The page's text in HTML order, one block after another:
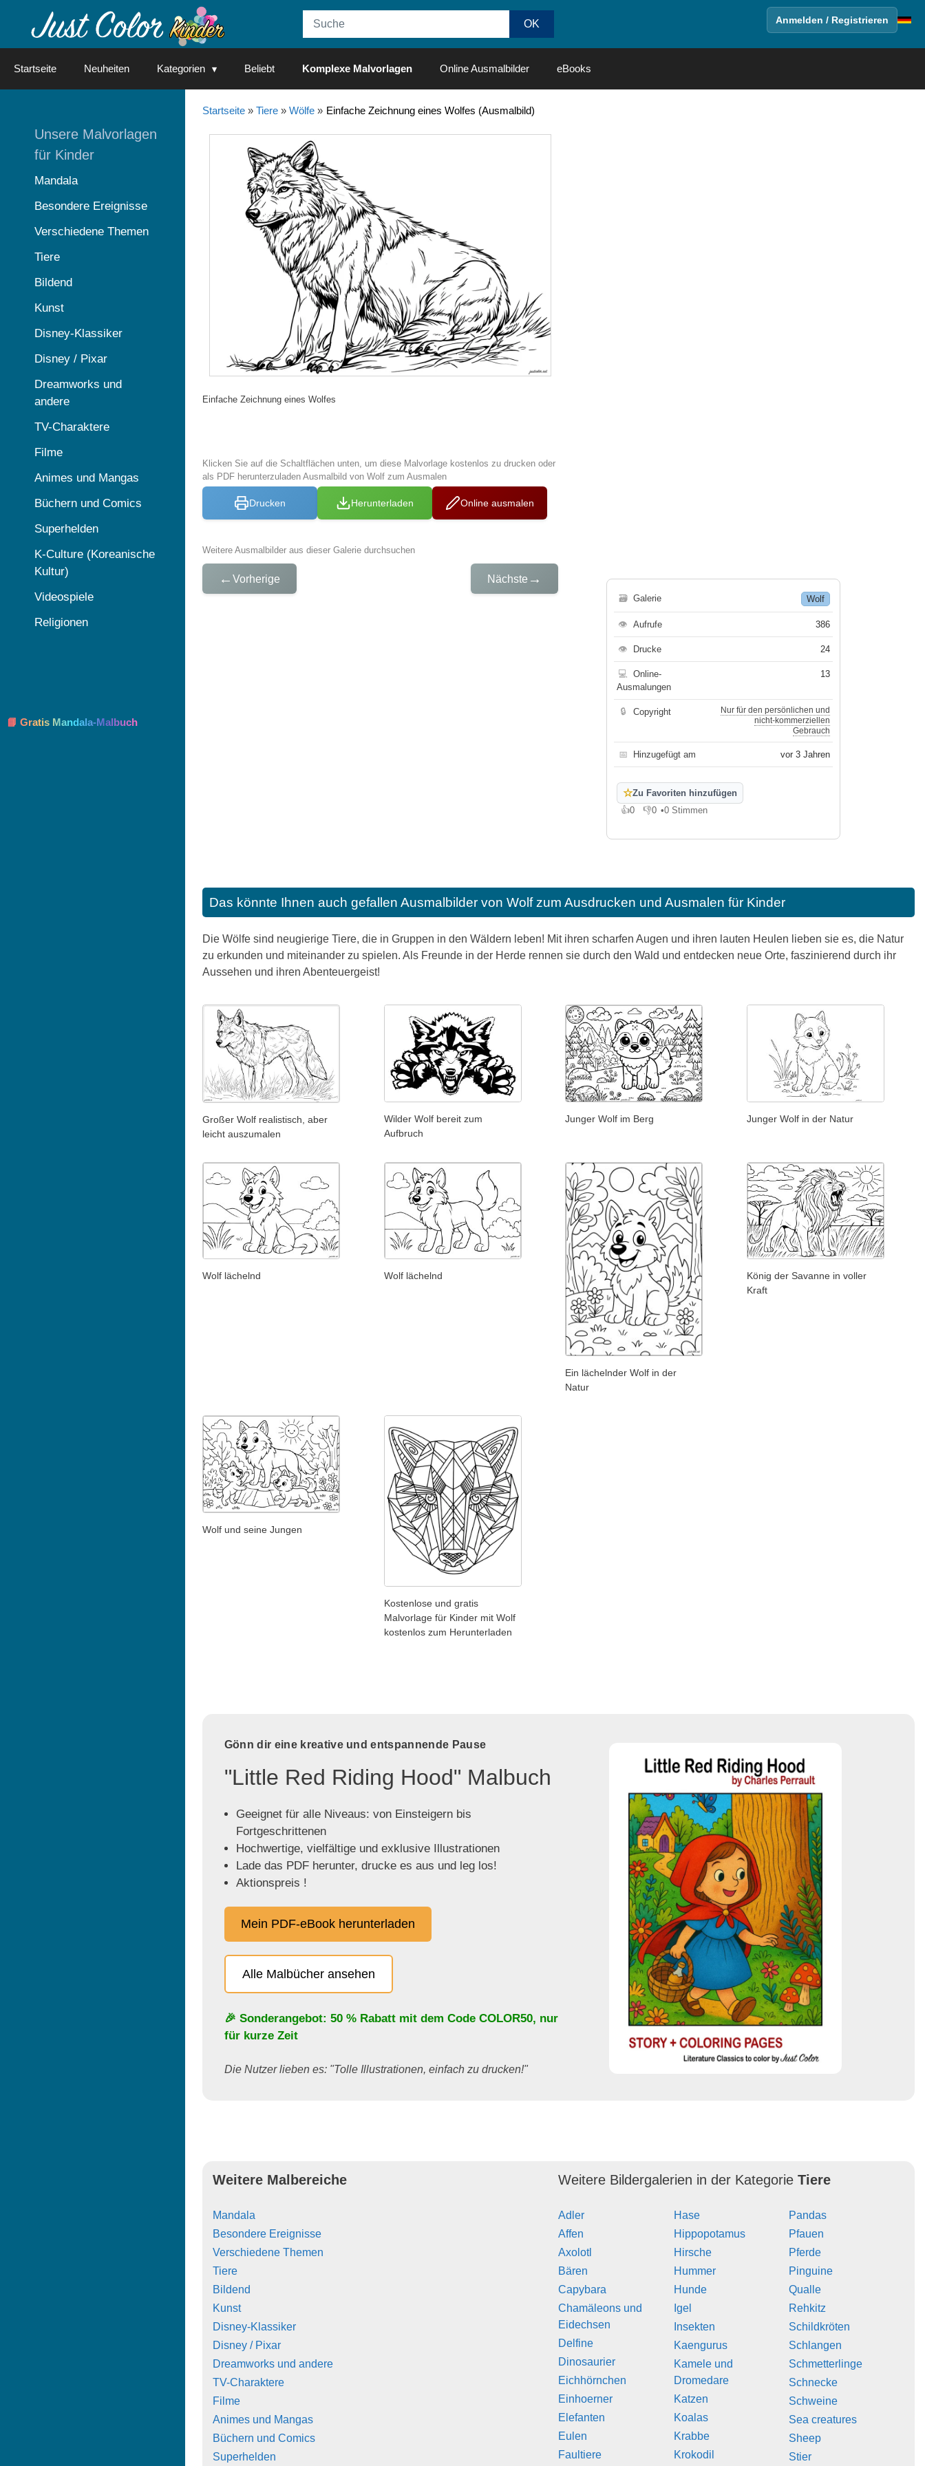
Anmelden / Registrieren
Startseite Neuheiten Kategorien Beliebt Komplexe Malvorlagen Online Ausmalbilder eBooks
Startseite» Tiere» Wölfe» Einfache Zeichnung eines Wolfes (Ausmalbild)
Einfache Zeichnung eines Wolfes
Klicken Sie auf die Schaltflächen unten, um diese Malvorlage kostenlos zu drucken oder
als PDF herunterzuladen Ausmalbild von Wolf zum Ausmalen
Drucken Herunterladen Online ausmalen
Weitere Ausmalbilder aus dieser Galerie durchsuchen
← Vorherige Nächste →
🗃 Galerie Wolf
👁 Aufrufe 386
👁 Drucke 24
💻
Online-
Ausmalungen
13
🔒 Copyright
Nur für den persönlichen und
nicht-kommerziellen
Gebrauch
📅 Hinzugefügt am vor 3 Jahren
☆Zu Favoriten hinzufügen
👍0
Gefällt mir
👎0
Gefällt mir nicht
•0 Stimmen
Das könnte Ihnen auch gefallen Ausmalbilder von Wolf zum Ausdrucken und Ausmalen für Kinder
Die Wölfe sind neugierige Tiere, die in Gruppen in den Wäldern leben! Mit ihren scharfen Augen und ihren lauten Heulen lieben sie es, die Natur
zu erkunden und miteinander zu spielen. Als Freunde in der Herde rennen sie durch den Wald und entdecken neue Orte, faszinierend durch ihr
Aussehen und ihren Abenteuergeist!
Großer Wolf realistisch, aber
leicht auszumalen
Wilder Wolf bereit zum
Aufbruch
Junger Wolf im Berg Junger Wolf in der Natur
Wolf lächelnd Wolf lächelnd
Ein lächelnder Wolf in der
Natur
König der Savanne in voller
Kraft
Wolf und seine Jungen
Kostenlose und gratis
Malvorlage für Kinder mit Wolf
kostenlos zum Herunterladen
Gönn dir eine kreative und entspannende Pause
"Little Red Riding Hood" Malbuch
Geeignet für alle Niveaus: von Einsteigern bis
Fortgeschrittenen
Hochwertige, vielfältige und exklusive Illustrationen
Lade das PDF herunter, drucke es aus und leg los!
Aktionspreis !
Mein PDF-eBook herunterladen
Alle Malbücher ansehen
🎉 Sonderangebot: 50 % Rabatt mit dem Code COLOR50, nur
für kurze Zeit
Die Nutzer lieben es: "Tolle Illustrationen, einfach zu drucken!"
Weitere Malbereiche
Mandala
Besondere Ereignisse
Verschiedene Themen
Tiere
Bildend
Kunst
Disney-Klassiker
Disney / Pixar
Dreamworks und andere
TV-Charaktere
Filme
Animes und Mangas
Büchern und Comics
Superhelden
Weitere Bildergalerien in der KategorieTiere
Adler
Affen
Axolotl
Bären
Capybara
Chamäleons und
Eidechsen
Delfine
Dinosaurier
Eichhörnchen
Einhoerner
Elefanten
Eulen
Faultiere
Hase
Hippopotamus
Hirsche
Hummer
Hunde
Igel
Insekten
Kaengurus
Kamele und
Dromedare
Katzen
Koalas
Krabbe
Krokodil
Pandas
Pfauen
Pferde
Pinguine
Qualle
Rehkitz
Schildkröten
Schlangen
Schmetterlinge
Schnecke
Schweine
Sea creatures
Sheep
Stier
Unsere Malvorlagen
für Kinder
Mandala
Besondere Ereignisse
Verschiedene Themen
Tiere
Bildend
Kunst
Disney-Klassiker
Disney / Pixar
Dreamworks und
andere
TV-Charaktere
Filme
Animes und Mangas
Büchern und Comics
Superhelden
K-Culture (Koreanische
Kultur)
Videospiele
Religionen
📘 Gratis Mandala-Malbuch